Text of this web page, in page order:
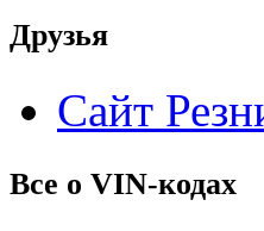
Друзья
Сайт
Все о VIN-кодах